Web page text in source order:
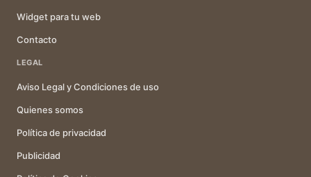
Widget para tu web
Contacto
LEGAL
Aviso Legal y Condiciones de uso
Quienes somos
Política de privacidad
Publicidad